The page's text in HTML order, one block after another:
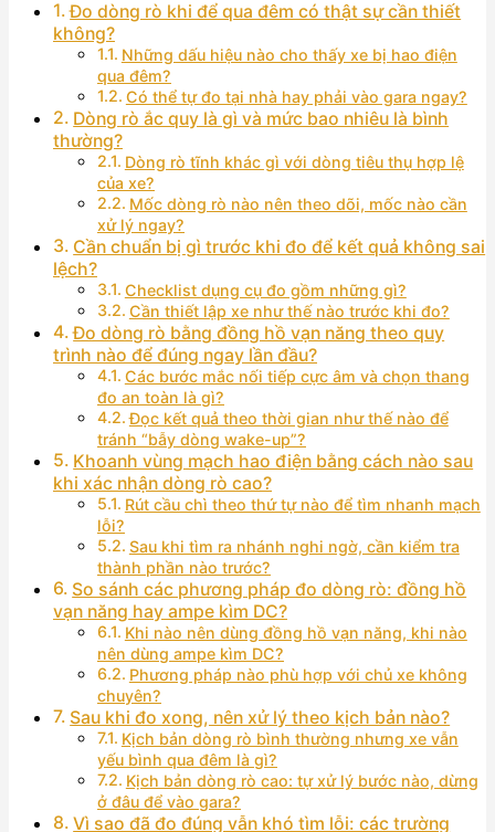
Đo dòng rò khi để qua đêm có thật sự cần thiết
không?
Những dấu hiệu nào cho thấy xe bị hao điện
qua đêm?
Có thể tự đo tại nhà hay phải vào gara ngay?
Dòng rò ắc quy là gì và mức bao nhiêu là bình
thường?
Dòng rò tĩnh khác gì với dòng tiêu thụ hợp lệ
của xe?
Mốc dòng rò nào nên theo dõi, mốc nào cần
xử lý ngay?
Cần chuẩn bị gì trước khi đo để kết quả không sai
lệch?
Checklist dụng cụ đo gồm những gì?
Cần thiết lập xe như thế nào trước khi đo?
Đo dòng rò bằng đồng hồ vạn năng theo quy
trình nào để đúng ngay lần đầu?
Các bước mắc nối tiếp cực âm và chọn thang
đo an toàn là gì?
Đọc kết quả theo thời gian như thế nào để
tránh “bẫy dòng wake-up”?
Khoanh vùng mạch hao điện bằng cách nào sau
khi xác nhận dòng rò cao?
Rút cầu chì theo thứ tự nào để tìm nhanh mạch
lỗi?
Sau khi tìm ra nhánh nghi ngờ, cần kiểm tra
thành phần nào trước?
So sánh các phương pháp đo dòng rò: đồng hồ
vạn năng hay ampe kìm DC?
Khi nào nên dùng đồng hồ vạn năng, khi nào
nên dùng ampe kìm DC?
Phương pháp nào phù hợp với chủ xe không
chuyên?
Sau khi đo xong, nên xử lý theo kịch bản nào?
Kịch bản dòng rò bình thường nhưng xe vẫn
yếu bình qua đêm là gì?
Kịch bản dòng rò cao: tự xử lý bước nào, dừng
ở đâu để vào gara?
Vì sao đã đo đúng vẫn khó tìm lỗi: các trường